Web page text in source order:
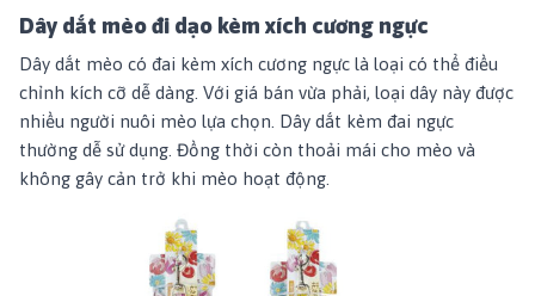
Dây dắt mèo đi dạo kèm xích cương ngực
Dây dắt mèo có đai kèm xích cương ngực là loại có thể điều
chỉnh kích cỡ dễ dàng. Với giá bán vừa phải, loại dây này được
nhiều người nuôi mèo lựa chọn. Dây dắt kèm đai ngực
thường dễ sử dụng. Đồng thời còn thoải mái cho mèo và
không gây cản trở khi mèo hoạt động.